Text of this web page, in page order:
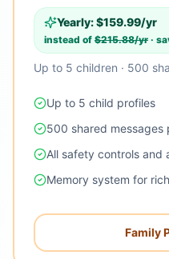
Yearly: $159.99/yr
instead of $215.88/yr ·
Up to 5 children · 500
Up to 5 child profiles
500 shared messages
All safety controls and
Memory system for
Family